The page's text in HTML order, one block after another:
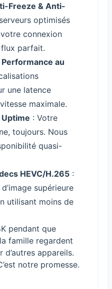
Freeze & Anti-
optimisés
connexion
parfait.
au
une latence
maximale.
: Votre
toujours. Nous
quasi-
HEVC/H.265 :
supérieure
utilisant moins de
pendant que
famille regardent
appareils.
notre promesse.